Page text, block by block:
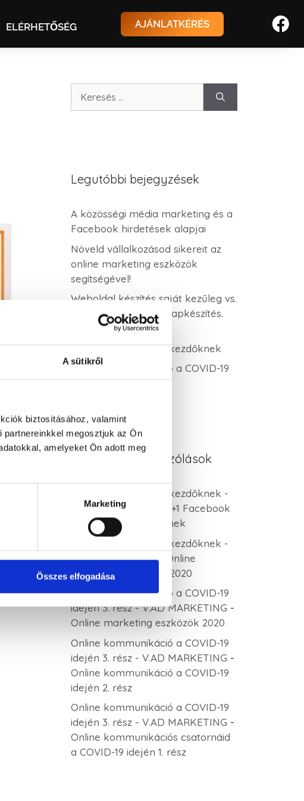
A sütikről
biztosításához, valamint
megosztjuk az Ön
amelyeket Ön adott meg
Marketing
Összes elfogadása
ELÉRHETŐSÉG AJÁNLATKÉRÉS
Legutóbbi bejegyzések
A közösségi média marketing és a
Facebook hirdetések alapjai
Növeld vállalkozásod sikereit az
online marketing eszközök
segítségével!
Weboldal készítés saját kezűleg vs.
profi WordPress honlapkészítés.
Melyik éri meg?
Keresőoptimalizálás kezdőknek
Online kommunikáció a COVID-19
idején 3. rész
Legutóbbi hozzászólások
Keresőoptimalizálás kezdőknek -
V.AD MARKETING
5+1 Facebook
hirdetés tipp kezdőknek
Keresőoptimalizálás kezdőknek -
V.AD MARKETING-
Online
marketing eszközök 2020
Online kommunikáció a COVID-19
idején 3. rész - V.AD MARKETING -
Online marketing eszközök 2020
Online kommunikáció a COVID-19
idején 3. rész - V.AD MARKETING -
Online kommunikáció a COVID-19
idején 2. rész
Online kommunikáció a COVID-19
idején 3. rész - V.AD MARKETING -
Online kommunikációs csatornáid
a COVID-19 idején 1. rész